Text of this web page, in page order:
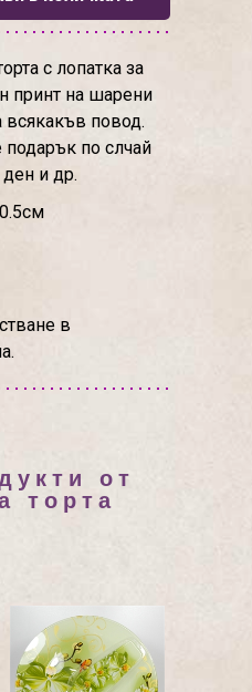
с лопатка за
принт на шарени
повод.
по слчай
и др.
в
от
торта